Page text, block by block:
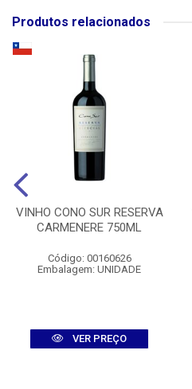
Produtos relacionados
VINHO CONO SUR RESERVA
CARMENERE 750ML
Código: 00160626
Embalagem: UNIDADE
VER PREÇO